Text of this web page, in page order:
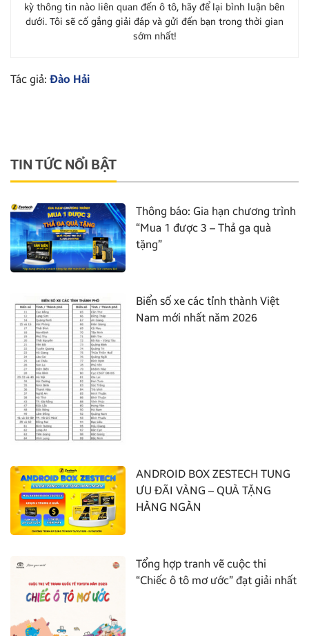
kỳ thông tin nào liên quan đến ô tô, hãy để lại bình luận bên
dưới. Tôi sẽ cố gắng giải đáp và gửi đến bạn trong thời gian
sớm nhất!
Tác giả: Đào Hải
TIN TỨC NỔI BẬT
Thông báo: Gia hạn chương trình
“Mua 1 được 3 – Thả ga quà
tặng”
Biển số xe các tỉnh thành Việt
Nam mới nhất năm 2026
ANDROID BOX ZESTECH TUNG
ƯU ĐÃI VÀNG – QUÀ TẶNG
HÀNG NGÀN
Tổng hợp tranh vẽ cuộc thi
“Chiếc ô tô mơ ước” đạt giải nhất